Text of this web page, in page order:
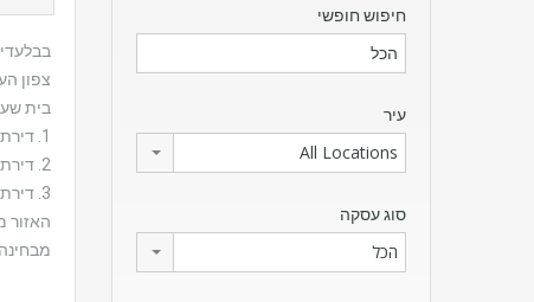
צפון
בית שעבר שיפוץ,
1. דירת קרקע 4 חד’ משופצת עם ממד וגינה גדולה.
2. דירת 4 חד’ משופצת + מרפסת גדולה.
3. דירת 3 חדרים+ מרפסת 60 מ”ר.
האזור
חיפוש חופשי
עיר
All Locations
סוג עסקה
הכל